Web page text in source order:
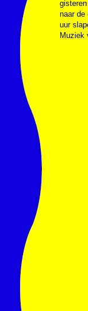
naar de
uur
Muziek